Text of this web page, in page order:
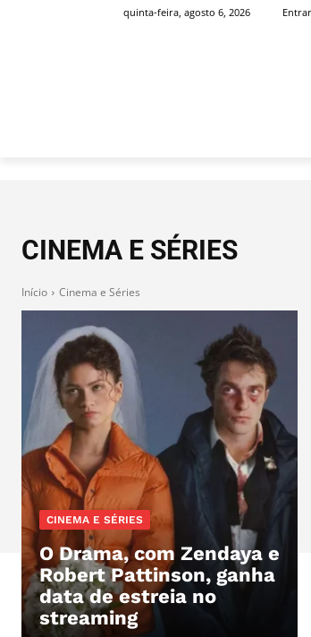
quinta-feira, agosto 6, 2026
CINEMA E SÉRIES
Início Cinema e Séries
CINEMA E SÉRIES
O Drama, com Zendaya e
Robert Pattinson, ganha
data de estreia no
streaming